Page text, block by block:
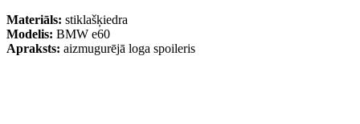
Materiāls: stiklašķiedra
Modelis: BMW e60
Apraksts: aizmugurējā loga spoileris